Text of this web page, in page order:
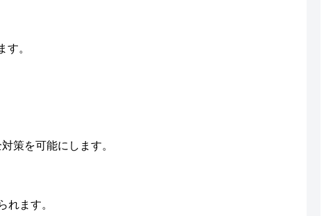
。
策を可能にします。
れます。